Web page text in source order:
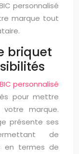
personnalisé
marque tout
briquet
personnalisé
pour mettre
marque.
présente ses
de
en termes de